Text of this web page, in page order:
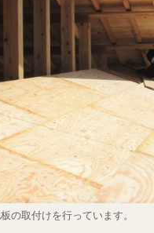
の取付けを行っています。